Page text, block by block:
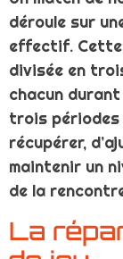
déroule sur
effectif. Cette
divisée en
chacun
trois périodes
récupérer,
maintenir un
de la
La